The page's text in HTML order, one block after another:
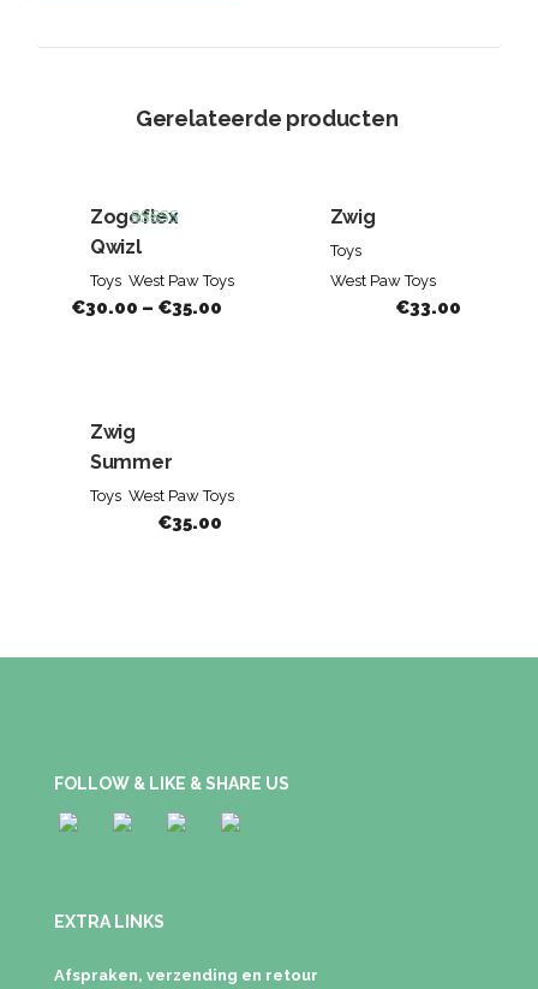
Gerelateerde producten
Zogoflex
QwizlBeoordeeld
5.00
van de 5
Toys West Paw Toys
€30.00 – €35.00
Zwig
Toys
West Paw Toys
€33.00
Zwig
Summer
Toys West Paw Toys
€35.00
FOLLOW & LIKE & SHARE US
EXTRA LINKS
Afspraken, verzending en retour